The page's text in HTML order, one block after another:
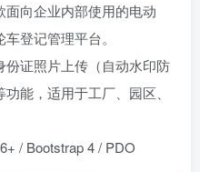
向企业内部使用的电动
登记管理平台。
证照片上传（自动水印防
能，适用于工厂、园区、
/ Bootstrap 4 / PDO